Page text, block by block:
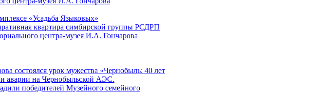
«Усадьба Языковых»
квартира симбирской группы РСДРП
центра-музея И.А. Гончарова
состоялся урок мужества «Чернобыль: 40 лет
аварии на Чернобыльской АЭС.
победителей Музейного семейного